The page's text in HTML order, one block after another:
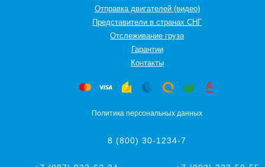
Отправка двигателей (видео)
Представители в странах СНГ
Oтслеживание груза
Гарантии
Контакты
Политика персональных данных
8 (800) 30-1234-7